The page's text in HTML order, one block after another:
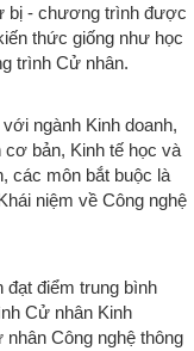
bị - chương trình được
thức giống như học
trình Cử nhân.
ngành Kinh doanh,
cơ bản, Kinh tế học và
các môn bắt buộc là
niệm về Công nghệ
đạt điểm trung bình
Cử nhân Kinh
Công nghệ thông